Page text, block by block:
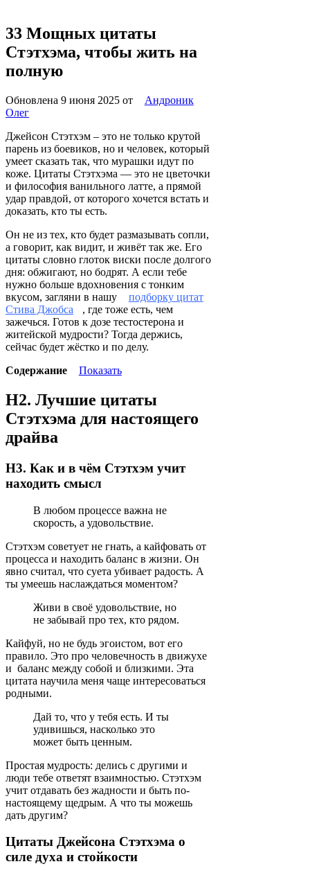
33 Мощных цитаты
Стэтхэма, чтобы жить на
полную
Обновлена 9 июня 2025 от
Андроник
Олег
Джейсон Стэтхэм – это не только крутой
парень из боевиков, но и человек, который
умеет сказать так, что мурашки идут по
коже. Цитаты Стэтхэма — это не цветочки
и философия ванильного латте, а прямой
удар правдой, от которого хочется встать и
доказать, кто ты есть.
Он не из тех, кто будет размазывать сопли,
а говорит, как видит, и живёт так же. Его
цитаты словно глоток виски после долгого
дня: обжигают, но бодрят. А если тебе
нужно больше вдохновения с тонким
вкусом, загляни в нашу
подборку цитат
Стива Джобса
, где тоже есть, чем
зажечься. Готов к дозе тестостерона и
житейской мудрости? Тогда держись,
сейчас будет жёстко и по делу.
Содержание
Показать
H2. Лучшие цитаты
Стэтхэма для настоящего
драйва
H3. Как и в чём Стэтхэм учит
находить смысл
В любом процессе важна не
скорость, а удовольствие.
Стэтхэм советует не гнать, а кайфовать от
процесса и находить баланс в жизни. Он
явно считал, что суета убивает радость. А
ты умеешь наслаждаться моментом?
Живи в своё удовольствие, но
не забывай про тех, кто рядом.
Кайфуй, но не будь эгоистом, вот его
правило. Это про человечность в движухе
и баланс между собой и близкими. Эта
цитата научила меня чаще интересоваться
родными.
Дай то, что у тебя есть. И ты
удивишься, насколько это
может быть ценным.
Простая мудрость: делись с другими и
люди тебе ответят взаимностью. Стэтхэм
учит отдавать без жадности и быть по-
настоящему щедрым. А что ты можешь
дать другим?
Цитаты Джейсона Стэтхэма о
силе духа и стойкости